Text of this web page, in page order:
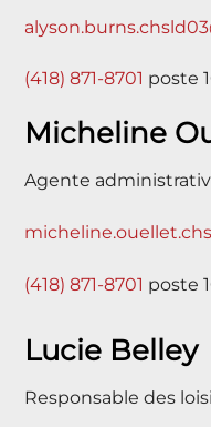
(418) 871-8701 poste
Micheline
Agente
(418) 871-8701 poste
Lucie Belley
Responsable des